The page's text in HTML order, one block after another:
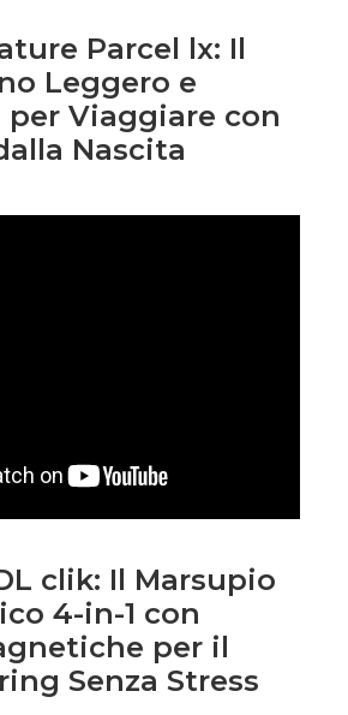
Parcel lx: Il
Leggero e
per Viaggiare con
Nascita
clik: Il Marsupio
4-in-1 con
per il
Senza Stress